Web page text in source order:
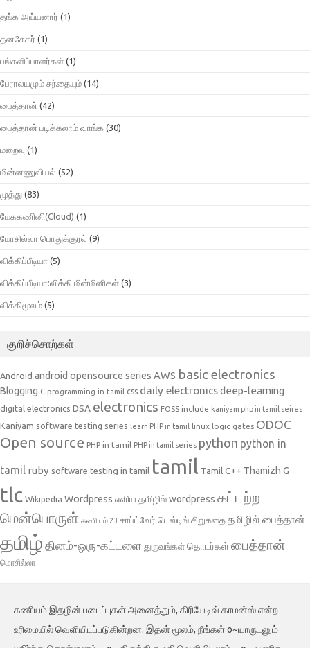
தங்க அய்யனார் (1)
தனசேகர் (1)
பங்களிப்பாளர்கள் (1)
பேராலயமும் சந்தையும் (14)
பைத்தான் (42)
பைத்தான் படிக்கலாம் வாங்க (30)
மறைவு (1)
மின்னணுவியல் (52)
முத்து (83)
மேககணினி(Cloud) (1)
மோசில்லா பொதுக்குரல் (9)
விக்கிப்பீடியா (5)
விக்கிப்பீடியா:விக்கி மின்மினிகள் (3)
விக்கிமூலம் (5)
குறிச்சொற்கள்
Android android opensource series AWS basic electronics
Blogging C programming in tamil css daily electronicsdeep-learning
digital electronics DSA electronics FOSS include kaniyam php in tamil seires
Kaniyam software testing series learn PHP in tamil linux logic gates ODOC
Open source PHP in tamil PHP in tamil series python python in
tamil ruby software testing in tamil tamil Tamil C++ Thamizh G
tlc Wikipedia Wordpress எளிய தமிழில் wordpress கட்டற்ற
மென்பொருள் கணியம் 23 சாப்ட்வேர் டெஸ்டிங் சிறுகதை தமிழில் பைத்தான்
தமிழ் தினம்-ஒரு-கட்டளை துருவங்கள் தொடர்கள்பைத்தான்
மொசில்லா
கணியம் இதழின் படைப்புகள் அனைத்தும், கிரியேடிவ் காமன்ஸ் என்ற
உரிமையில் வெளியிடப்படுகின்றன. இதன் மூலம், நீங்கள் o~யாருடனும்